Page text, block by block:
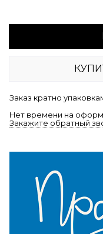
Заказ кратно
Нет времени на
Закажите обратный